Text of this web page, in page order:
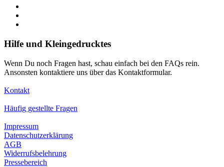
Hilfe und Kleingedrucktes
Wenn Du noch Fragen hast, schau einfach bei den FAQs rein.
Ansonsten kontaktiere uns über das Kontaktformular.
Kontakt
Häufig gestellte Fragen
Impressum
Datenschutzerklärung
AGB
Widerrufsbelehrung
Pressebereich